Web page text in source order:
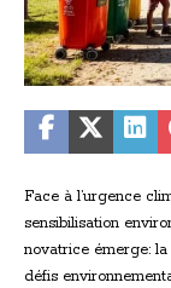
Face à l’urgence
sensibilisation
novatrice émerge:
défis